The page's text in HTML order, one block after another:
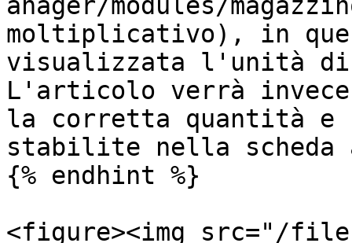
moltiplicativo), in
visualizzata l'unità di
L'articolo verrà invece
la corretta quantità e
stabilite nella
{% endhint %}
<figure><img src="/files/